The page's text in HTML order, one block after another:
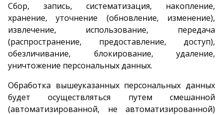
Сбор, запись, систематизация, накопление,
хранение, уточнение (обновление, изменение),
извлечение, использование, передача
(распространение, предоставление, доступ),
обезличивание, блокирование, удаление,
уничтожение персональных данных.
Обработка вышеуказанных персональных данных
будет осуществляться путем смешанной
(автоматизированной, не автоматизированной)